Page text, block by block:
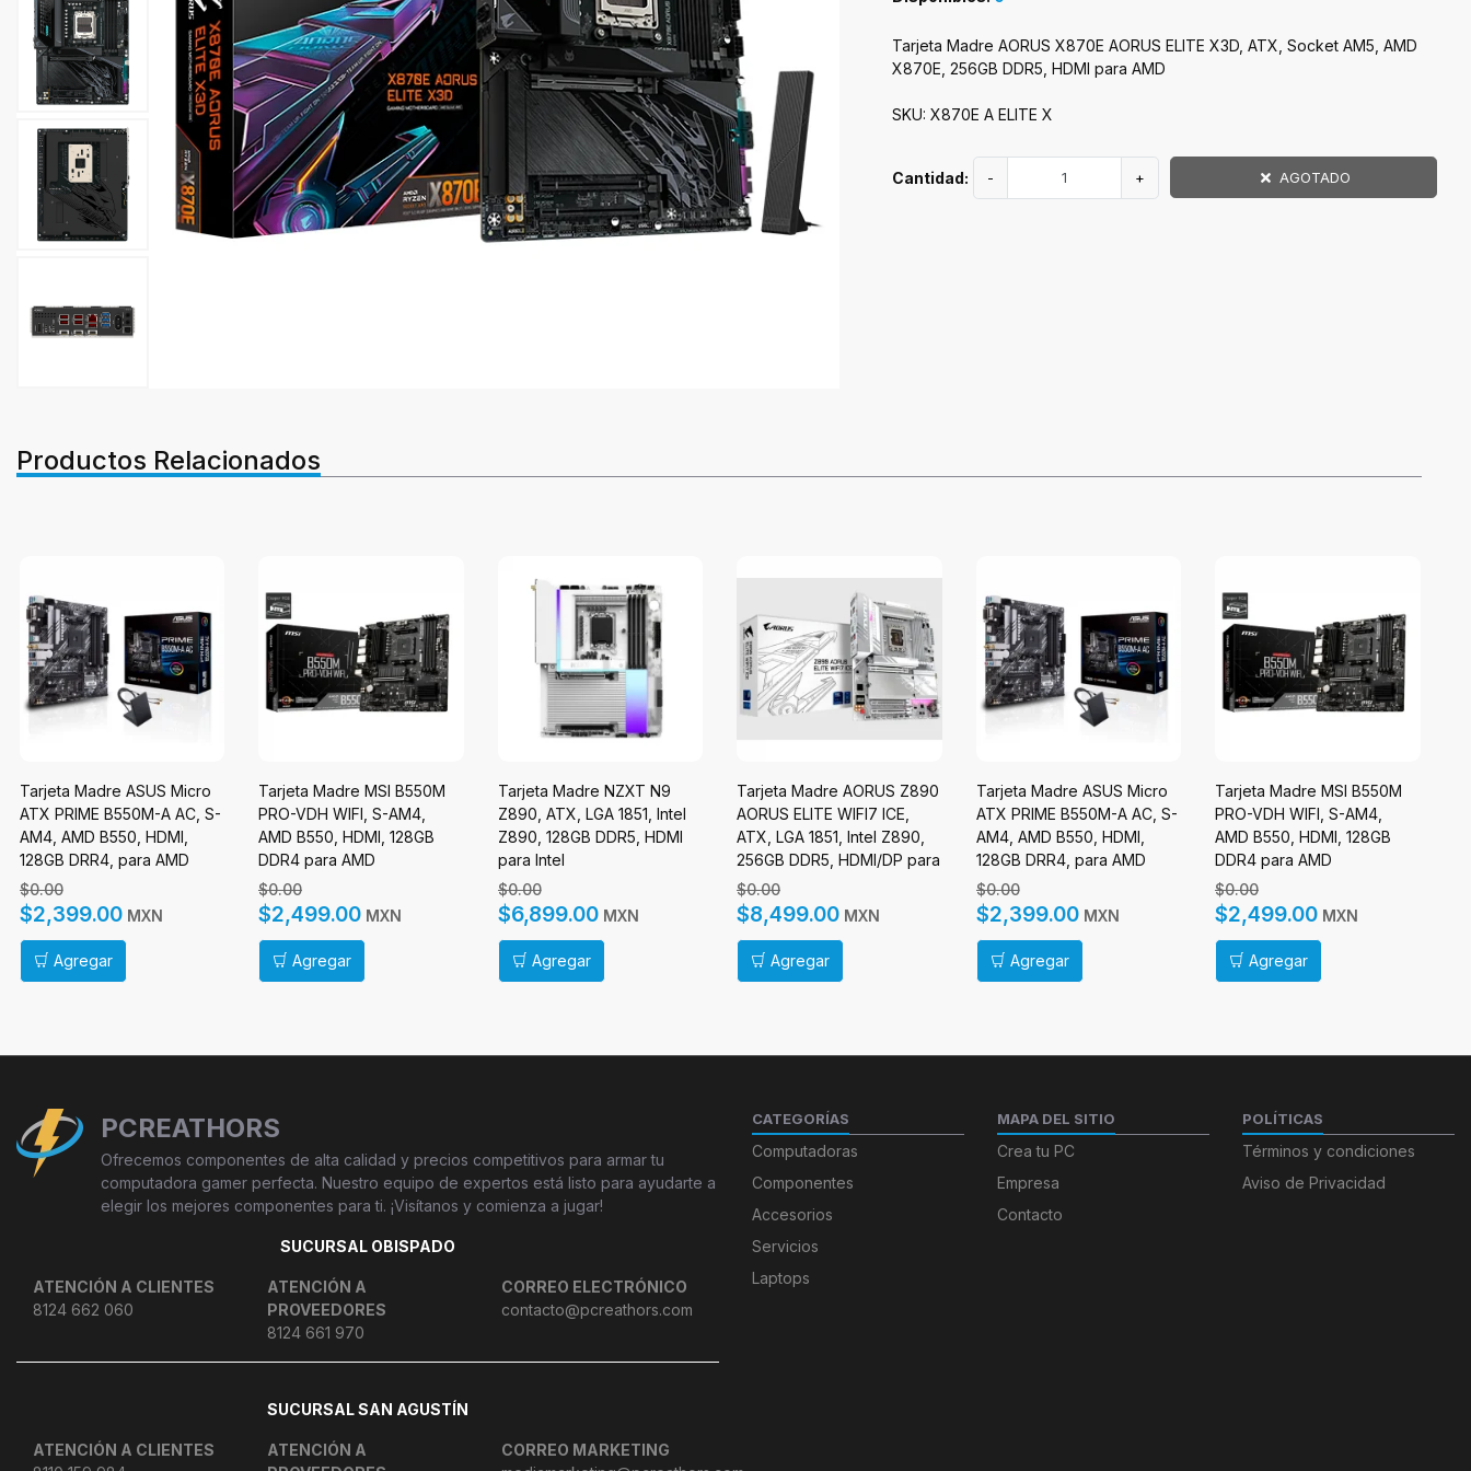
Tarjeta Madre AORUS X870E AORUS ELITE X3D, ATX, Socket AM5, AMD
X870E, 256GB DDR5, HDMI para AMD
SKU: X870E A ELITE X
Cantidad: - + AGOTADO
Productos Relacionados
Tarjeta Madre ASUS Micro
ATX PRIME B550M-A AC, S-
AM4, AMD B550, HDMI,
128GB DRR4, para AMD
$0.00
$2,399.00 MXN
Agregar
Tarjeta Madre MSI B550M
PRO-VDH WIFI, S-AM4,
AMD B550, HDMI, 128GB
DDR4 para AMD
$0.00
$2,499.00 MXN
Agregar
Tarjeta Madre NZXT N9
Z890, ATX, LGA 1851, Intel
Z890, 128GB DDR5, HDMI
para Intel
$0.00
$6,899.00 MXN
Agregar
Tarjeta Madre AORUS Z890
AORUS ELITE WIFI7 ICE,
ATX, LGA 1851, Intel Z890,
256GB DDR5, HDMI/DP para
Intel
$0.00
$8,499.00 MXN
Agregar
Tarjeta Madre ASUS Micro
ATX PRIME B550M-A AC, S-
AM4, AMD B550, HDMI,
128GB DRR4, para AMD
$0.00
$2,399.00 MXN
Agregar
Tarjeta Madre MSI B550M
PRO-VDH WIFI, S-AM4,
AMD B550, HDMI, 128GB
DDR4 para AMD
$0.00
$2,499.00 MXN
Agregar
PCREATHORS
Ofrecemos componentes de alta calidad y precios competitivos para armar tu
computadora gamer perfecta. Nuestro equipo de expertos está listo para ayudarte a
elegir los mejores componentes para ti. ¡Visítanos y comienza a jugar!
SUCURSAL OBISPADO
ATENCIÓN A CLIENTES
8124 662 060
ATENCIÓN A
PROVEEDORES
8124 661 970
CORREO ELECTRÓNICO
contacto@pcreathors.com
SUCURSAL SAN AGUSTÍN
ATENCIÓN A CLIENTES
ATENCIÓN A
CORREO MARKETING
CATEGORÍAS
Computadoras
Componentes
Accesorios
Servicios
Laptops
MAPA DEL SITIO
Crea tu PC
Empresa
Contacto
POLÍTICAS
Términos y condiciones
Aviso de Privacidad